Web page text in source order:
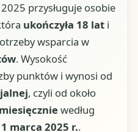
przysługuje osobie
ukończyła 18 lat i
wsparcia w
. Wysokość
punktów i wynosi od
, czyli od około
według
1 marca 2025 r..